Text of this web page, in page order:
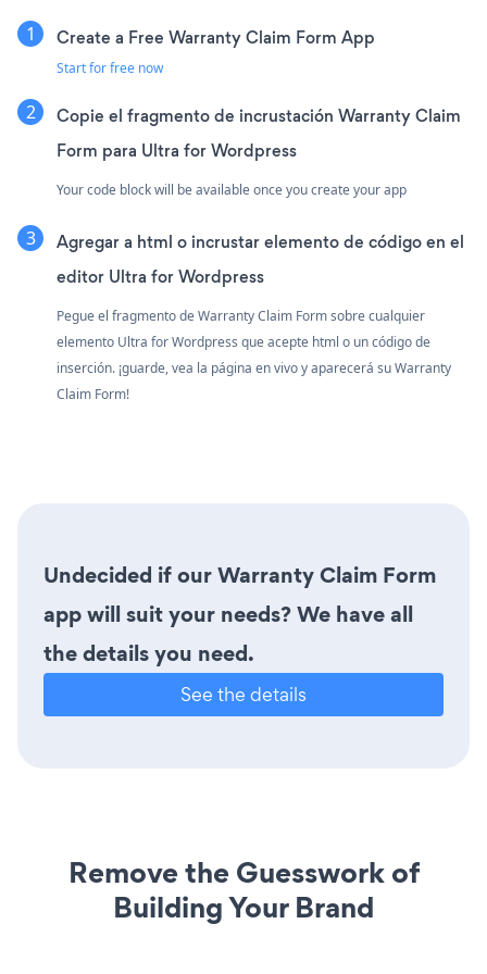
Create a Free Warranty Claim Form App
Start for free now
Copie el fragmento de incrustación Warranty Claim
Form para Ultra for Wordpress
Your code block will be available once you create your app
Agregar a html o incrustar elemento de código en el
editor Ultra for Wordpress
Pegue el fragmento de Warranty Claim Form sobre cualquier
elemento Ultra for Wordpress que acepte html o un código de
inserción. ¡guarde, vea la página en vivo y aparecerá su Warranty
Claim Form!
Undecided if our Warranty Claim Form
app will suit your needs? We have all
the details you need.
See the details
Remove the Guesswork of
Building Your Brand